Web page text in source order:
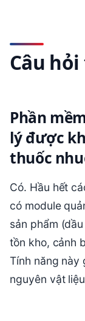
Câu
Phần
lý được
thuốc
Có. Hầu hết
có module
sản phẩm
tồn kho, cảnh
Tính năng này
nguyên vật